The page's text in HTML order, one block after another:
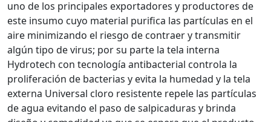
uno de los principales exportadores y productores de
este insumo cuyo material purifica las partículas en el
aire minimizando el riesgo de contraer y transmitir
algún tipo de virus; por su parte la tela interna
Hydrotech con tecnología antibacterial controla la
proliferación de bacterias y evita la humedad y la tela
externa Universal cloro resistente repele las partículas
de agua evitando el paso de salpicaduras y brinda